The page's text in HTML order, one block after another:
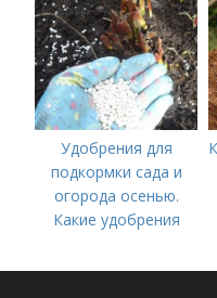
Удобрения для
подкормки сада и
огорода осенью.
Какие удобрения
правильно это